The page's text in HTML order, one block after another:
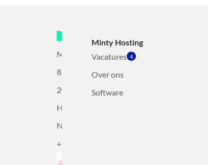
Mollerusweg
82
2031BZ
Haarlem,
Nederland
+31232305815
Minty Hosting
Vacatures 4
Over ons
Software